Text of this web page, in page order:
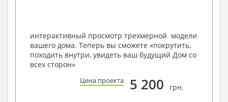
условий, за дополнительную плату.
Получить профессиональную консультацию у
наших специалистов, Вы можете любым
способом связи: закажите обратный звонок,
по viber, e-mail, телефон -
интерактивный просмотр трехмерной модели
вашего дома. Теперь вы сможете «покрутить,
походить внутри, увидеть ваш будущий Дом со
всех сторон»
Цена проекта 5 200 грн.